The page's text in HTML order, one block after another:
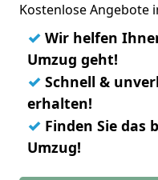
Kostenlose Angebote
✓ Wir helfen
Umzug geht!
✓ Schnell &
erhalten!
✓ Finden Sie das
Umzug!